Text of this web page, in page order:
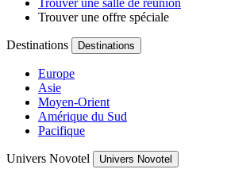
Trouver une salle de réunion
Trouver une offre spéciale
Destinations Destinations
Europe
Asie
Moyen-Orient
Amérique du Sud
Pacifique
Univers Novotel Univers Novotel